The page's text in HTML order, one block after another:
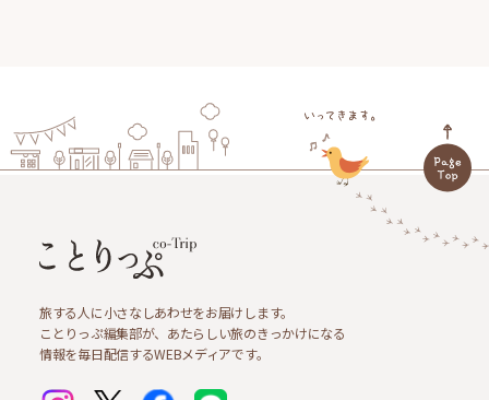
旅する人に小さなしあわせをお届けします。
ことりっぷ編集部が、あたらしい旅のきっかけになる
情報を毎日配信するWEBメディアです。